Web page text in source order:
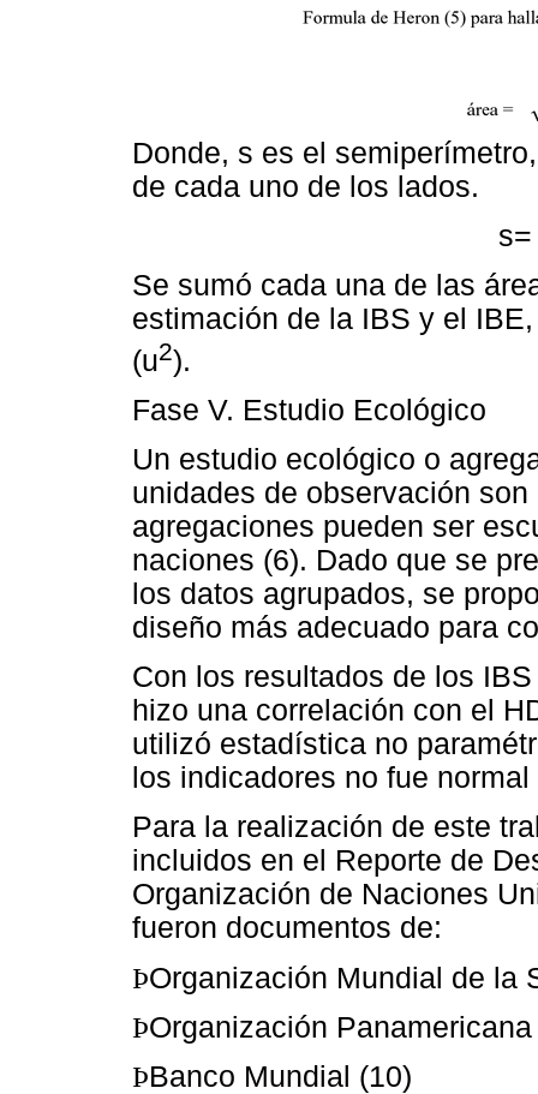
Donde, s es el
de cada uno de los lados.
Se sumó cada una de las
estimación de la IBS y el
(u2).
Fase V. Estudio Ecológico
Un estudio ecológico o
unidades de observación
agregaciones pueden ser
naciones (6). Dado que se
los datos agrupados, se
diseño más adecuado para
Con los resultados de los
hizo una correlación con el
utilizó estadística no
los indicadores no fue
Para la realización de este
incluidos en el Reporte de
Organización de Naciones
fueron documentos de:
ÞOrganización Mundial de la
ÞOrganización
ÞBanco Mundial (10)